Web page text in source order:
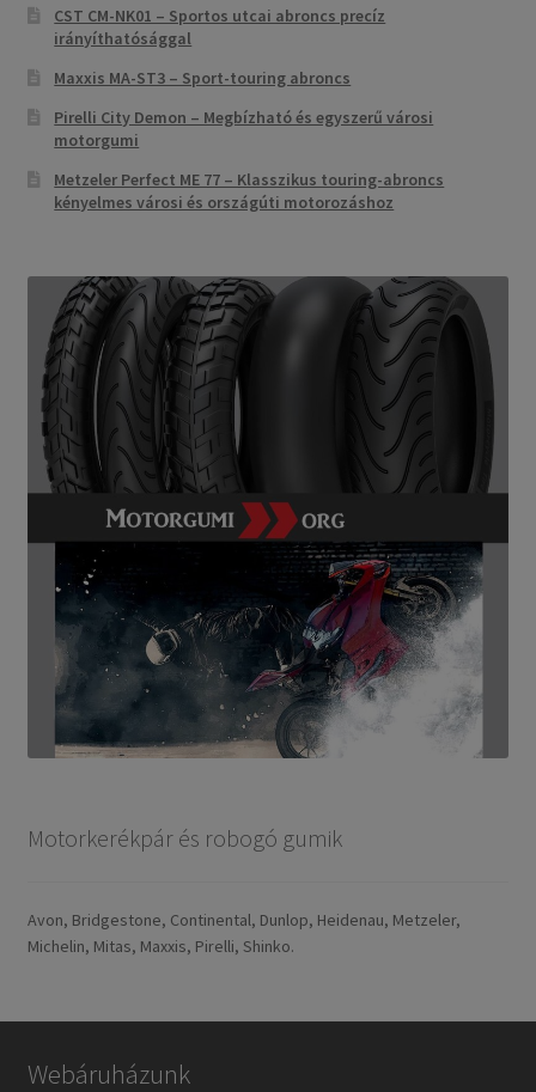
CST CM-NK01 – Sportos utcai abroncs precíz
irányíthatósággal
Maxxis MA-ST3 – Sport-touring abroncs
Pirelli City Demon – Megbízható és egyszerű városi
motorgumi
Metzeler Perfect ME 77 – Klasszikus touring-abroncs
kényelmes városi és országúti motorozáshoz
Motorkerékpár és robogó gumik
Avon, Bridgestone, Continental, Dunlop, Heidenau, Metzeler,
Michelin, Mitas, Maxxis, Pirelli, Shinko.
Webáruházunk